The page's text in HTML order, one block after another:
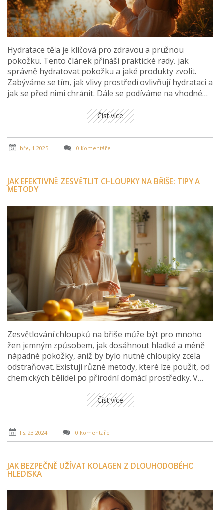
Hydratace těla je klíčová pro zdravou a pružnou
pokožku. Tento článek přináší praktické rady, jak
správně hydratovat pokožku a jaké produkty zvolit.
Zabýváme se tím, jak vlivy prostředí ovlivňují hydrataci a
jak se před nimi chránit. Dále se podíváme na vhodné
zjistíme, jak často bychom měli hydrataci provádět, aby
Číst více
bře, 1 2025 0 Komentáře
JAK EFEKTIVNĚ ZESVĚTLIT CHLOUPKY NA BŘIŠE: TIPY A
METODY
Zesvětlování chloupků na břiše může být pro mnoho
žen jemným způsobem, jak dosáhnout hladké a méně
nápadné pokožky, aniž by bylo nutné chloupky zcela
odstraňovat. Existují různé metody, které lze použít, od
chemických bělidel po přírodní domácí prostředky. V
dosáhnout nejlepších výsledků. Důležité je vždy dbát na
bezpečnost a vyzkoušet si techniku nejprve na malé
části pokožky.
Číst více
lis, 23 2024 0 Komentáře
JAK BEZPEČNĚ UŽÍVAT KOLAGEN Z DLOUHODOBÉHO
HLEDISKA